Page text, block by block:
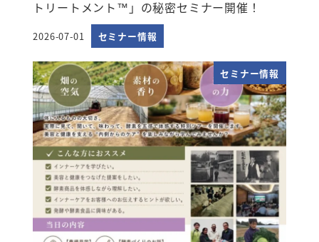
トリートメント™」の秘密セミナー開催！
投稿日
2026-07-01 セミナー情報
セミナー情報